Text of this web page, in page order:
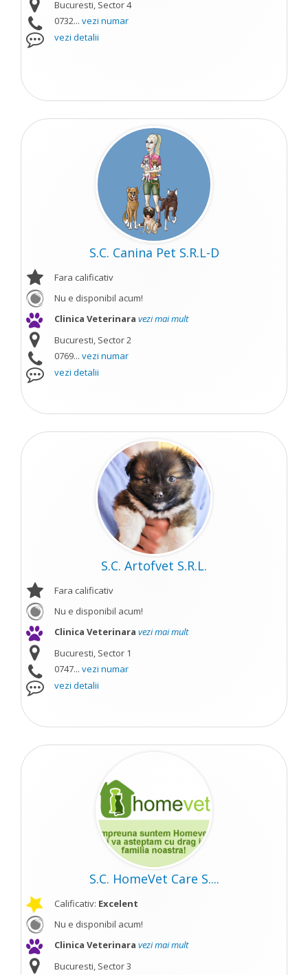
Bucuresti, Sector 4
0732... vezi numar
vezi detalii
S.C. Canina Pet S.R.L-D
Fara calificativ
Nu e disponibil acum!
Clinica Veterinara vezi mai mult
Bucuresti, Sector 2
0769... vezi numar
vezi detalii
S.C. Artofvet S.R.L.
Fara calificativ
Nu e disponibil acum!
Clinica Veterinara vezi mai mult
Bucuresti, Sector 1
0747... vezi numar
vezi detalii
S.C. HomeVet Care S....
Calificativ: Excelent
Nu e disponibil acum!
Clinica Veterinara vezi mai mult
Bucuresti, Sector 3